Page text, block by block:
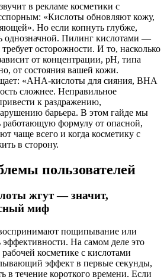
в рекламе косметики с
«Кислоты обновляют кожу,
Но если копнуть глубже,
однозначной. Пилинг кислотами —
осторожности. И то, насколько
от концентрации, pH, типа
от состояния вашей кожи.
«AHA-кислоты для сияния, BHA
сложнее. Неправильное
к раздражению,
барьера. В этом гайде мы
работающую формулу от опасной,
чаще всего и когда косметику с
в сторону.
пользователей
жгут — значит,
миф
пощипывание или
эффективности. На самом деле это
косметике с кислотами
эффект в первые секунды,
в течение короткого времени. Если